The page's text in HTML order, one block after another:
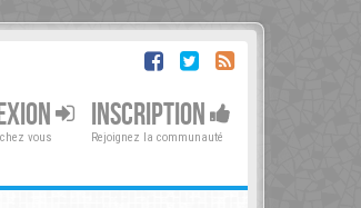
vous
INSCRIPTION
Rejoignez la communauté